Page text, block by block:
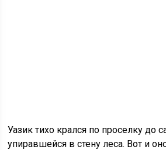
Уазик тихо крался по проселку до
упиравшейся в стену леса. Вот и